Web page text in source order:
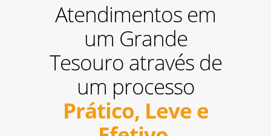
Atendimentos em
um Grande
Tesouro através de
um processo
Prático, Leve e